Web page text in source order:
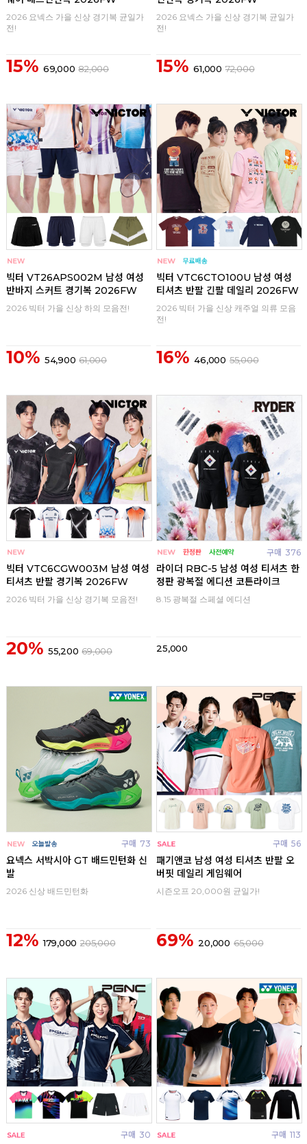
2026 요넥스 가을 신상 경기복 균일가
전!
15% 69,000 82,000
2026 요넥스 가을 신상 경기복 균일가
전!
15% 61,000 72,000
빅터 VT26APS002M 남성 여성
반바지 스커트 경기복 2026FW
2026 빅터 가을 신상 하의 모음전!
10% 54,900 61,000
빅터 VTC6CTO100U 남성 여성
티셔츠 반팔 긴팔 데일리 2026FW
2026 빅터 가을 신상 캐주얼 의류 모음
전!
16% 46,000 55,000
빅터 VTC6CGW003M 남성 여성
티셔츠 반팔 경기복 2026FW
2026 빅터 가을 신상 경기복 모음전!
20% 55,200 69,000
구매 376
라이더 RBC-5 남성 여성 티셔츠 한
정판 광복절 에디션 코튼라이크
8.15 광복절 스페셜 에디션
25,000
구매 73
요넥스 서박시아 GT 배드민턴화 신
발
2026 신상 배드민턴화
12% 179,000 205,000
구매 56
패기앤코 남성 여성 티셔츠 반팔 오
버핏 데일리 게임웨어
시즌오프 20,000원 균일가!
69% 20,000 65,000
구매 30 구매 113